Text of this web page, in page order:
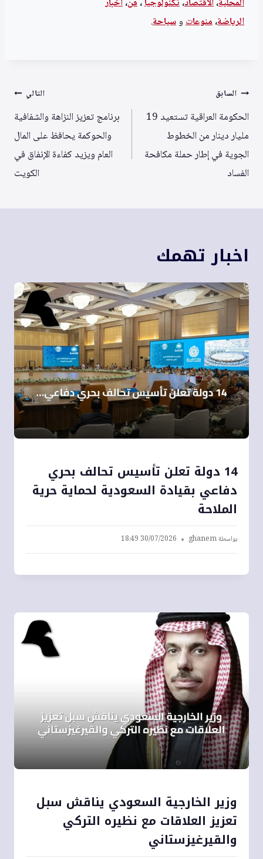
الرياضة،منوعاتوسياحة.
تصفّح
المقالات
السابق
الحكومة العراقية تستعيد 19
مليار دينار من الخطوط
الجوية في إطار حملة مكافحة
الفساد
التالي
برنامج تعزيز النزاهة والشفافية
والحوكمة يحافظ على المال
العام ويزيد كفاءة الإنفاق في
الكويت
اخبار تهمك
14 دولة تعلن تأسيس تحالف بحري
دفاعي بقيادة السعودية لحماية حرية
الملاحة
بواسطةghanem
30/07/2026 18:49
وزير الخارجية السعودي يناقش سبل
تعزيز العلاقات مع نظيره التركي
والقيرغيزستاني